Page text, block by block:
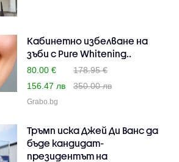
Кабинетно избелване на
зъби с Pure Whitening..
80.00 €
178.95 €
156.47 лв
350.00 лв
Grabo.bg
Тръмп иска Джей Ди Ванс да
бъде кандидат-
президентът на